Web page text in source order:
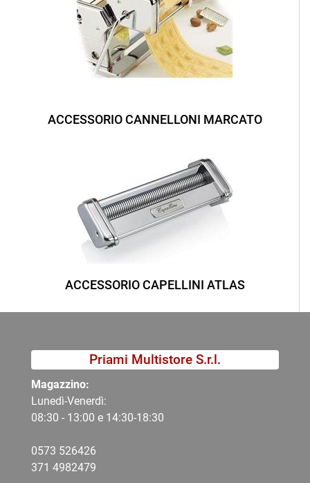
ACCESSORIO CANNELLONI MARCATO
ACCESSORIO CAPELLINI ATLAS
Priami Multistore S.r.l.
Magazzino:
Lunedì-Venerdì:
08:30 - 13:00 e 14:30-18:30
0573 526426
371 4982479